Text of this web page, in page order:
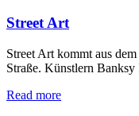
Street Art
Street Art kommt aus
Straße. Künstlern
Read more